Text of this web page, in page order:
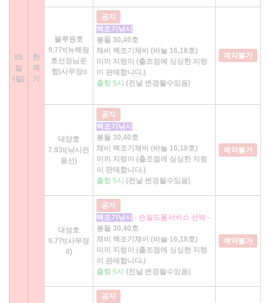
05
일
(일)
한
객
기
블루원호
9.77t(뉴해랑
호선장님운
항)사무장o
공지
백조기낚시
봉돌 30,40호
채비 백조기채비 (바늘 16,18호)
미끼 지렁이 (출조점에 싱싱한 지렁
이 판매합니다.)
출항 5시 (전날 변경될수있음)
예약불가
대양호
7.93t(낚시전
용선)
공지
백조기낚시
봉돌 30,40호
채비 백조기채비 (바늘 16,18호)
미끼 지렁이 (출조점에 싱싱한 지렁
이 판매합니다.)
출항 5시 (전날 변경될수있음)
예약불가
대성호
9.77t(사무장
0)
공지
백조기낚시 - 손질도움서비스 선박 -
봉돌 30,40호
채비 백조기채비 (바늘 16,18호)
미끼 지렁이 (출조점에 싱싱한 지렁
이 판매합니다.)
출항 5시 (전날 변경될수있음)
예약불가
공지